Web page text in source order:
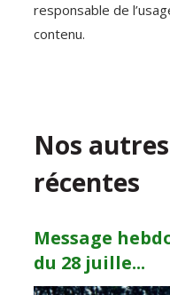
responsable de
contenu.
Nos
récentes
Message
du 28 juille...